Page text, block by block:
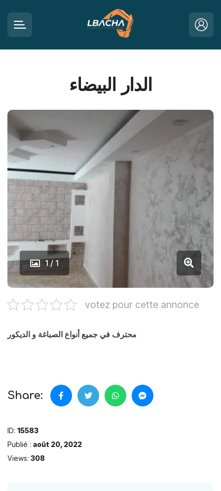
الدار البيضاء
1 / 1
votez pour cette annonce
محترف في جميع أنواع الصباغة و الديكور
Share:
ID: 15583
Publié : août 20, 2022
Views: 308